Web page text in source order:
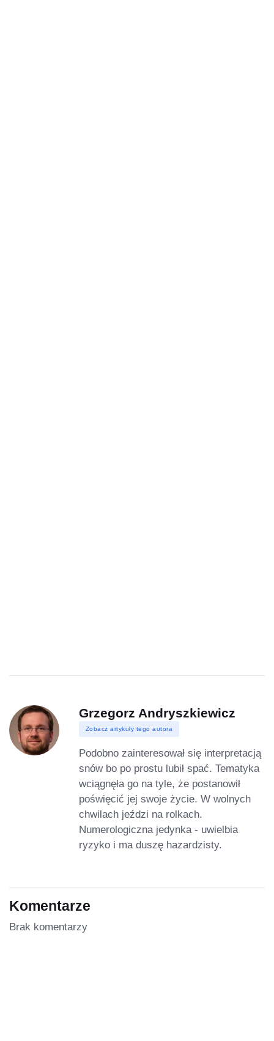
Grzegorz Andryszkiewicz
Zobacz artykuły tego autora
Podobno zainteresował się interpretacją
snów bo po prostu lubił spać. Tematyka
wciągnęła go na tyle, że postanowił
poświęcić jej swoje życie. W wolnych
chwilach jeździ na rolkach.
Numerologiczna jedynka - uwielbia
ryzyko i ma duszę hazardzisty.
Komentarze
Brak komentarzy